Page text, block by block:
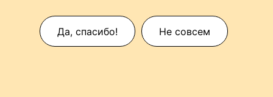
Да, спасибо! Не совсем